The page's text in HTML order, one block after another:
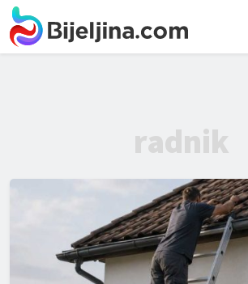
radnik